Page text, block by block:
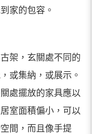
家的包容。
架，玄關處不同的
或集納，或展示。
處擺放的家具應以
室面積偏小，可以
間，而且像手提